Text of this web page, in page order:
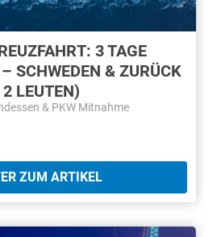
3 TAGE
SCHWEDEN & ZURÜCK
LEUTEN)
& PKW Mitnahme
ZUM ARTIKEL